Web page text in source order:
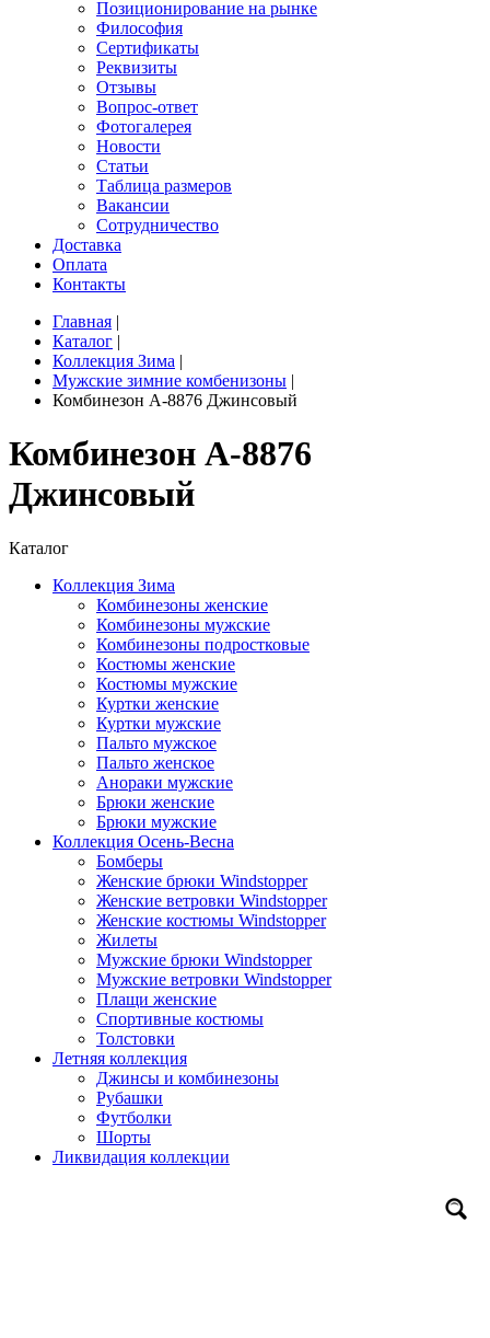
Позиционирование на рынке
Философия
Сертификаты
Реквизиты
Отзывы
Вопрос-ответ
Фотогалерея
Новости
Статьи
Таблица размеров
Вакансии
Сотрудничество
Доставка
Оплата
Контакты
Главная |
Каталог |
Коллекция Зима |
Мужские зимние комбенизоны |
Комбинезон A-8876 Джинсовый
Комбинезон A-8876
Джинсовый
Каталог
Коллекция Зима
Комбинезоны женские
Комбинезоны мужские
Комбинезоны подростковые
Костюмы женские
Костюмы мужские
Куртки женские
Куртки мужские
Пальто мужское
Пальто женское
Анораки мужские
Брюки женские
Брюки мужские
Коллекция Осень-Весна
Бомберы
Женские брюки Windstopper
Женские ветровки Windstopper
Женские костюмы Windstopper
Жилеты
Мужские брюки Windstopper
Мужские ветровки Windstopper
Плащи женские
Спортивные костюмы
Толстовки
Летняя коллекция
Джинсы и комбинезоны
Рубашки
Футболки
Шорты
Ликвидация коллекции